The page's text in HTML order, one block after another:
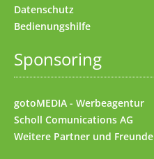
Datenschutz
Bedienungshilfe
Sponsoring
gotoMEDIA - Werbeagentur
Scholl Comunications AG
Weitere Partner und Freunde